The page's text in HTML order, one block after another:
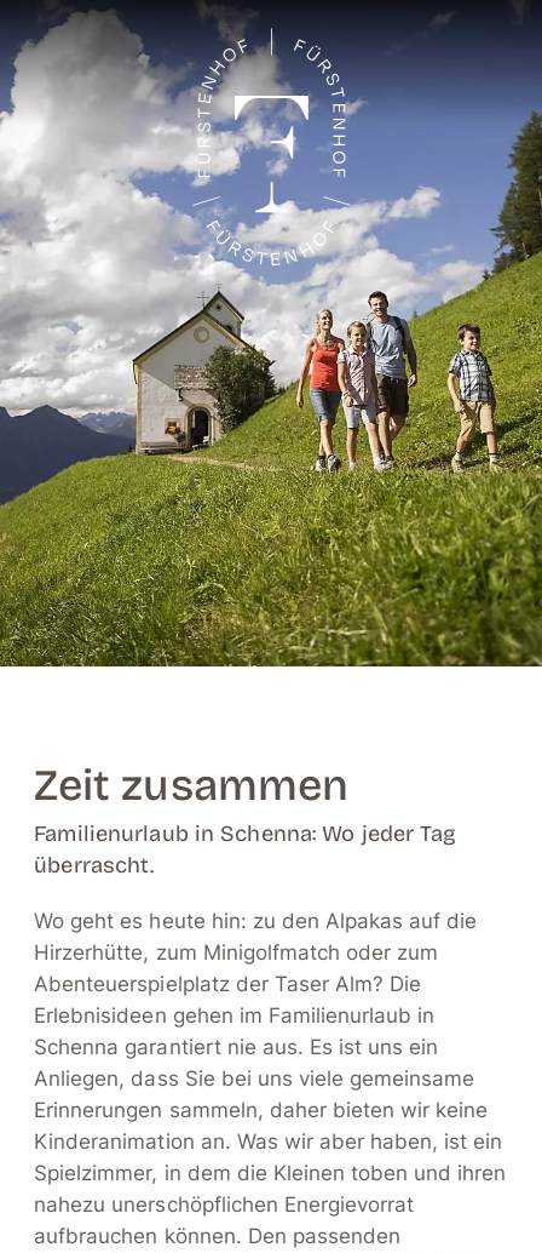
Zeit zusammen
Familienurlaub in Schenna: Wo jeder Tag
überrascht.
Wo geht es heute hin: zu den Alpakas auf die
Hirzerhütte, zum Minigolfmatch oder zum
Abenteuerspielplatz der Taser Alm? Die
Erlebnisideen gehen im Familienurlaub in
Schenna garantiert nie aus. Es ist uns ein
Anliegen, dass Sie bei uns viele gemeinsame
Erinnerungen sammeln, daher bieten wir keine
Kinderanimation an. Was wir aber haben, ist ein
Spielzimmer, in dem die Kleinen toben und ihren
nahezu unerschöpflichen Energievorrat
aufbrauchen können. Den passenden